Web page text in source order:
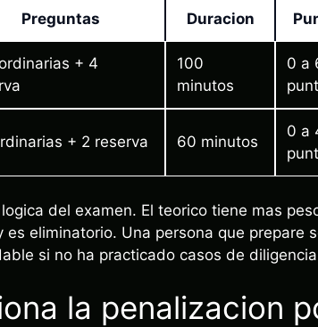
Preguntas Duracion
+ 4
100
minutos
0 a
+ 2 reserva 60 minutos
0 a
del examen. El teorico tiene mas
es eliminatorio. Una persona que prepare
si no ha practicado casos de
la penalizacion